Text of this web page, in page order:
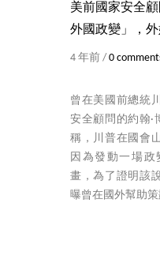
美前國家安全
外國政變」，
4 年前 / 0
曾在美國前總統
安全顧問的約翰·
稱，川普在國會
因為發動一場
畫，為了證明該
曝曾在國外幫助策